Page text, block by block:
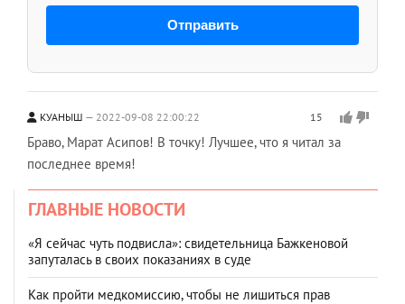
Отправить
КУАНЫШ 2022-09-08 22:00:22 15
Браво, Марат Асипов! В точку! Лучшее, что я читал за
последнее время!
ГЛАВНЫЕ НОВОСТИ
«Я сейчас чуть подвисла»: свидетельница Бажкеновой
запуталась в своих показаниях в суде
Как пройти медкомиссию, чтобы не лишиться прав